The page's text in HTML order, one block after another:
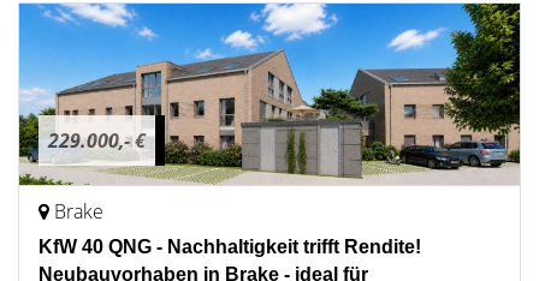
229.000,- €
Brake
KfW 40 QNG - Nachhaltigkeit trifft Rendite!
Neubauvorhaben in Brake - ideal für